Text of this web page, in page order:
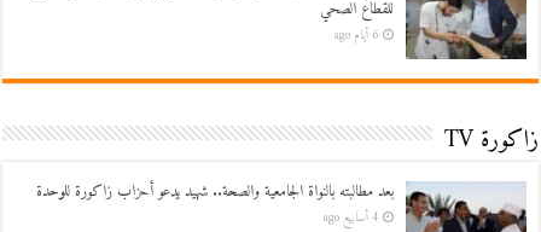
للقطاع الصحي
6 أيام ago
زاكورة TV
بعد مطالبته بالنواة الجامعية والصحة.. شهيد يدعو أحزاب زاكورة للوحدة
4 أسابيع ago